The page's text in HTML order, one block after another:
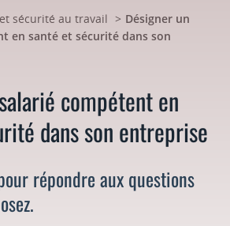
sécurité au travail
Désigner un
en santé et sécurité dans son
compétent en
dans son entreprise
répondre aux questions